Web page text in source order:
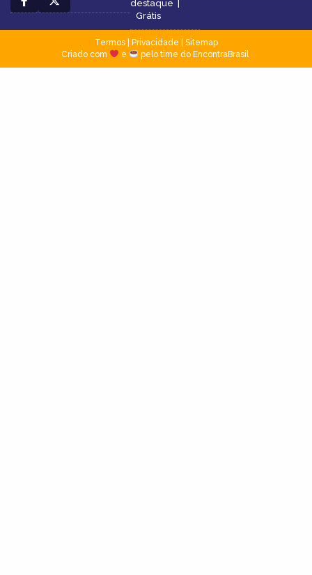
destaque
Grátis
Termos| Privacidade
Sitemap
Criado com
e pelo time do EncontraBrasil